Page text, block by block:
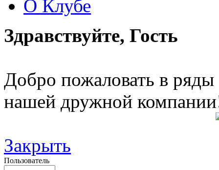
О Клубе
Здравствуйте, Гость
Добро пожаловать в ряды
нашей дружной
Закрыть
Пользователь